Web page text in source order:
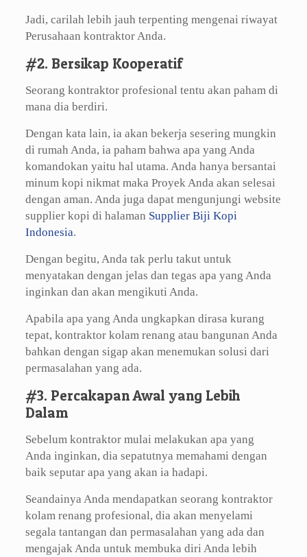
Jadi, carilah lebih jauh terpenting mengenai riwayat
Perusahaan kontraktor Anda.
#2. Bersikap Kooperatif
Seorang kontraktor profesional tentu akan paham di
mana dia berdiri.
Dengan kata lain, ia akan bekerja sesering mungkin
di rumah Anda, ia paham bahwa apa yang Anda
komandokan yaitu hal utama. Anda hanya bersantai
minum kopi nikmat maka Proyek Anda akan selesai
dengan aman. Anda juga dapat mengunjungi website
supplier kopi di halaman Supplier Biji Kopi
Indonesia.
Dengan begitu, Anda tak perlu takut untuk
menyatakan dengan jelas dan tegas apa yang Anda
inginkan dan akan mengikuti Anda.
Apabila apa yang Anda ungkapkan dirasa kurang
tepat, kontraktor kolam renang atau bangunan Anda
bahkan dengan sigap akan menemukan solusi dari
permasalahan yang ada.
#3. Percakapan Awal yang Lebih
Dalam
Sebelum kontraktor mulai melakukan apa yang
Anda inginkan, dia sepatutnya memahami dengan
baik seputar apa yang akan ia hadapi.
Seandainya Anda mendapatkan seorang kontraktor
kolam renang profesional, dia akan menyelami
segala tantangan dan permasalahan yang ada dan
mengajak Anda untuk membuka diri Anda lebih